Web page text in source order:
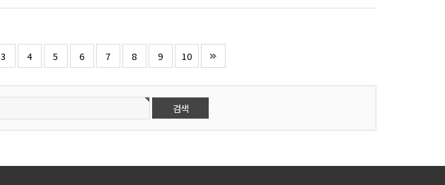
3 4 5 6 7 8 9 10